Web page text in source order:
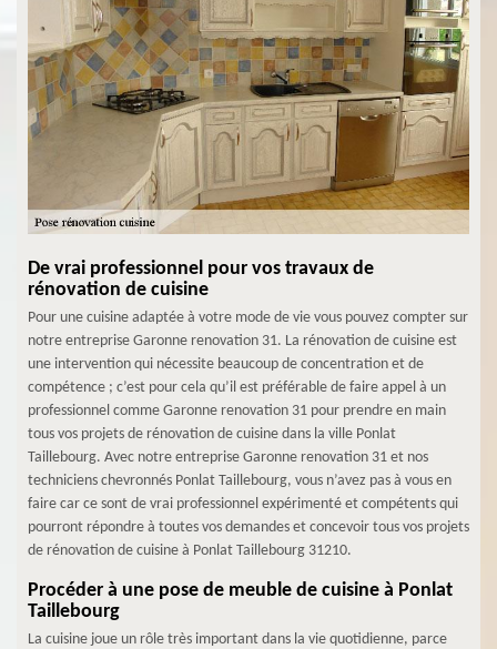
De vrai professionnel pour vos travaux de
rénovation de cuisine
Pour une cuisine adaptée à votre mode de vie vous pouvez compter sur
notre entreprise Garonne renovation 31. La rénovation de cuisine est
une intervention qui nécessite beaucoup de concentration et de
compétence ; c’est pour cela qu’il est préférable de faire appel à un
professionnel comme Garonne renovation 31 pour prendre en main
tous vos projets de rénovation de cuisine dans la ville Ponlat
Taillebourg. Avec notre entreprise Garonne renovation 31 et nos
techniciens chevronnés Ponlat Taillebourg, vous n’avez pas à vous en
faire car ce sont de vrai professionnel expérimenté et compétents qui
pourront répondre à toutes vos demandes et concevoir tous vos projets
de rénovation de cuisine à Ponlat Taillebourg 31210.
Procéder à une pose de meuble de cuisine à Ponlat
Taillebourg
La cuisine joue un rôle très important dans la vie quotidienne, parce